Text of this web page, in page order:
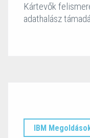
Kártevők
adathalász
IBM